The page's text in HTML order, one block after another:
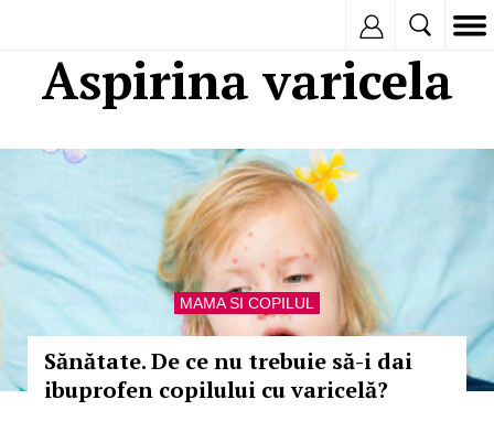
Aspirina varicela
MAMA SI COPILUL
Sănătate. De ce nu trebuie să-i dai
ibuprofen copilului cu varicelă?